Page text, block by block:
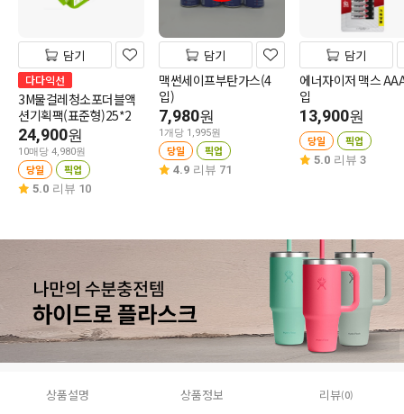
담기
다다익선
3M물걸레청소포더블액
션기획팩(표준형)25*2
24,900원
10매당 4,980원
당일 픽업
5.0 리뷰 10
담기
맥썬세이프부탄가스(4
입)
7,980원
1개당 1,995원
당일 픽업
4.9 리뷰 71
담기
에너자이저 맥스
입
13,900원
당일 픽업
5.0 리뷰 3
상품설명 상품정보 리뷰(0)